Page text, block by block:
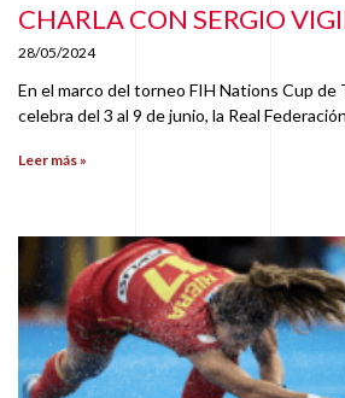
CHARLA CON SERGIO
28/05/2024
En el marco del torneo FIH Nations Cup de
celebra del 3 al 9 de junio, la Real
Leer más »